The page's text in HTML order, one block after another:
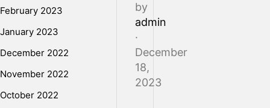
by
admin
·
December
18,
2023
February 2023
January 2023
December 2022
November 2022
October 2022